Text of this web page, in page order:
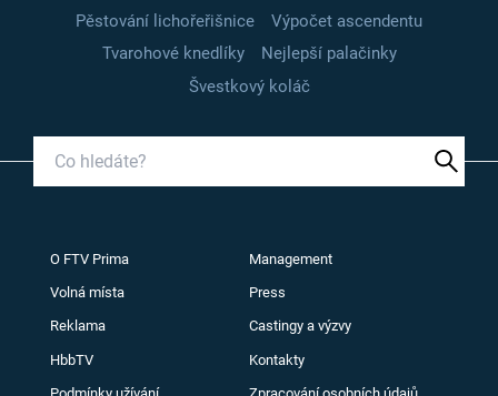
Pěstování lichořeřišnice
Výpočet ascendentu
Tvarohové knedlíky
Nejlepší palačinky
Švestkový koláč
O FTV Prima Management
Volná místa Press
Reklama Castingy a výzvy
HbbTV Kontakty